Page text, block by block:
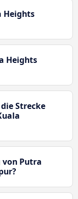
Heights
Heights
Strecke
von Putra